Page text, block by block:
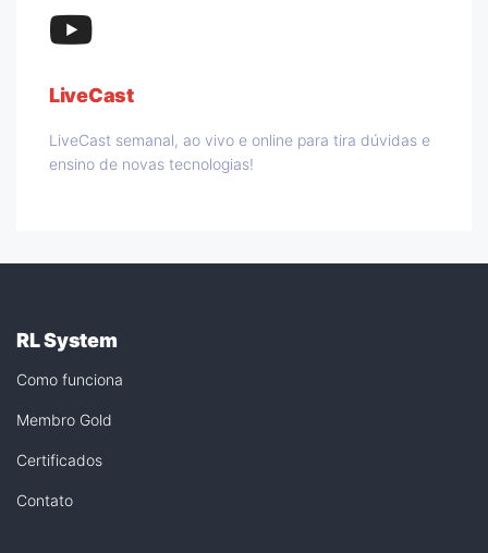
LiveCast
LiveCast semanal, ao vivo e online para tira dúvidas e
ensino de novas tecnologias!
RL System
Como funciona
Membro Gold
Certificados
Contato